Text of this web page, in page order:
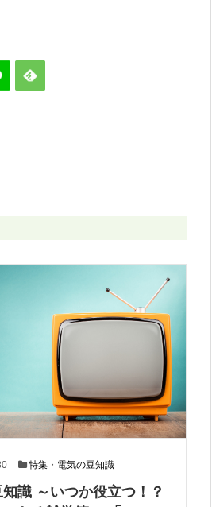
特集 ・ 電気の豆知識
識 ～いつか役立つ！？